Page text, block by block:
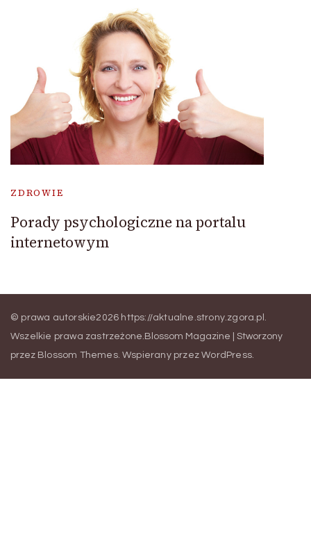
ZDROWIE
Porady psychologiczne na portalu
internetowym
© prawa autorskie2026 https://aktualne.strony.zgora.pl
Wszelkie prawa zastrzeżone. Blossom Magazine | Stworzony
przez Blossom Themes. Wspierany przezWordPress